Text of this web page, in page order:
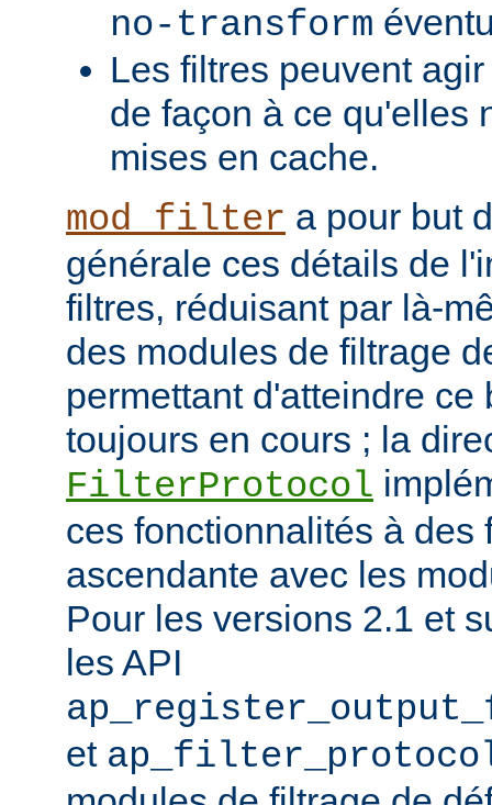
no-transform
Les filtres peuvent
de façon à ce qu'elles
mises en cache.
mod_filter a pour but
générale ces détails de
filtres, réduisant par là-
des modules de filtrage
permettant d'atteindre ce
toujours en cours ; la
FilterProtocol
ces fonctionnalités à des
ascendante avec les
Pour les versions 2.1 et
les API
et